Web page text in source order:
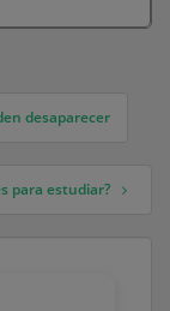
desaparecer
para estudiar?